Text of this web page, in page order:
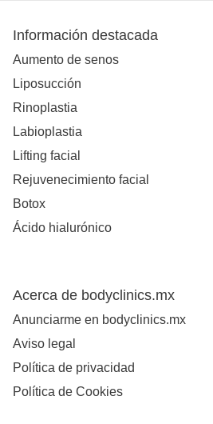
Información destacada
Aumento de senos
Liposucción
Rinoplastia
Labioplastia
Lifting facial
Rejuvenecimiento facial
Botox
Ácido hialurónico
Acerca de bodyclinics.mx
Anunciarme en bodyclinics.mx
Aviso legal
Política de privacidad
Política de Cookies